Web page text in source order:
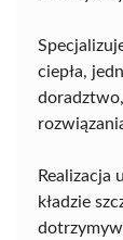
ciepła,
Realizacja
kładzie